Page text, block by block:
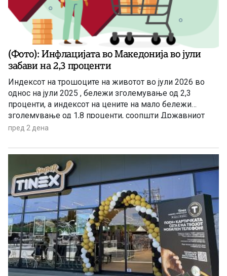
(Фото): Инфлацијата во Македонија во јули
забави на 2,3 проценти
Индексот на трошоците на животот во јули 2026 во
однос на јули 2025 , бележи зголемување од 2,3
проценти, а индексот на цените на мало бележи
зголемување од 1,8 проценти, соопшти Државниот
завод за статистика. Станува збор за благо забавување
годишната стапка на инфлација изнесуваше 3,4
пред 2 дена